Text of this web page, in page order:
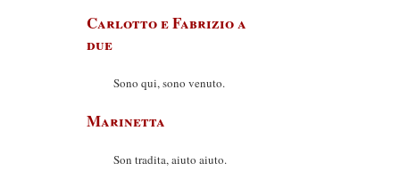
Carlotto e Fabrizio a
due
Sono qui, sono venuto.
Marinetta
Son tradita, aiuto aiuto.